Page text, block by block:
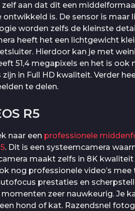
aan dat dit een
is. De sensor is maar
worden zelfs de kleinste
heeft het een lichtgewicht
Hierdoor kan je met
51,4 megapixels en het is
in Full HD kwaliteit. Verder
te delen.
R5
naar een professionele
. Dit is een systeemcamera
maakt zelfs in 8K kwaliteit
nog professionele video’s
prestaties en
zeer nauwkeurig. Je
hond of kat. Razendsnel